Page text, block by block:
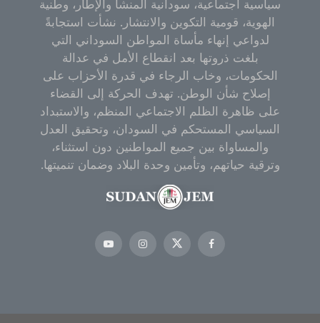
سياسية اجتماعية، سودانية المنشأ والإطار، وطنية
الهوية، قومية التكوين والانتشار. نشأت استجابةً
لدواعي إنهاء مأساة المواطن السوداني التي
بلغت ذروتها بعد انقطاع الأمل في عدالة
الحكومات، وخاب الرجاء في قدرة الأحزاب على
إصلاح شأن الوطن. تهدف الحركة إلى القضاء
على ظاهرة الظلم الاجتماعي المنظم، والاستبداد
السياسي المستحكم في السودان، وتحقيق العدل
والمساواة بين جميع المواطنين دون استثناء،
وترقية حياتهم، وتأمين وحدة البلاد وضمان تنميتها.